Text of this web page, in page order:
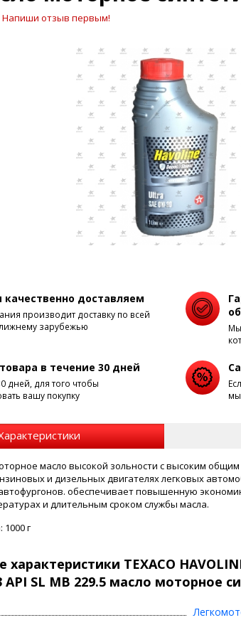
Напиши отзыв первым!
качественно доставляем
производит доставку по всей
зарубежью
Мы
в течение 30 дней
дней, для того чтобы
вашу покупку
масло высокой зольности с высоким
и дизельных двигателях легковых
обеспечивает повышенную
и длительным сроком службы масла.
1000 г
характеристики TEXACO
API SL MB 229.5 масло моторное